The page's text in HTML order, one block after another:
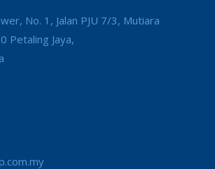
No. 1, Jalan PJU 7/3, Mutiara
Petaling Jaya,